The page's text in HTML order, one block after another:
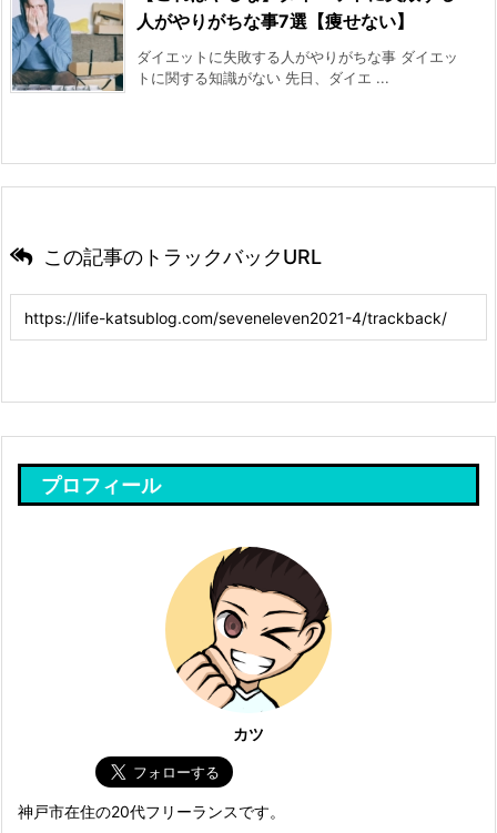
人がやりがちな事7選【痩せない】
ダイエットに失敗する人がやりがちな事 ダイエッ
トに関する知識がない 先日、ダイエ ...
この記事のトラックバックURL
プロフィール
カツ
神戸市在住の20代フリーランスです。